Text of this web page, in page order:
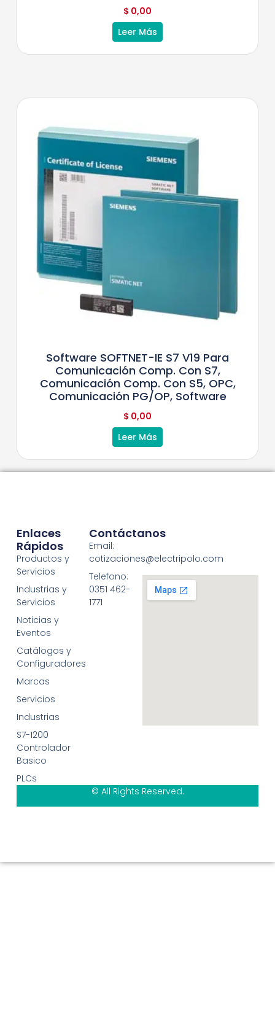
$ 0,00
Leer Más
Software SOFTNET-IE S7 V19 Para
Comunicación Comp. Con S7,
Comunicación Comp. Con S5, OPC,
Comunicación PG/OP, Software
$ 0,00
Leer Más
Enlaces
Rápidos
Productos y
Servicios
Industrias y
Servicios
Noticias y
Eventos
Catálogos y
Configuradores
Marcas
Servicios
Industrias
S7-1200
Controlador
Basico
PLCs
Contáctanos
Email:
cotizaciones@electripolo.com
Telefono:
0351 462-
1771
© All Rights Reserved.